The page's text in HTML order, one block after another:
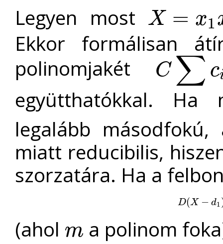
Legyen most
X = x1
X=x x2r2 xnrn
Ekkor formálisan
polinomjakét
C ∑ c
C∑c
együtthatókkal.
legalább
miatt reducibilis,
szorzatára. Ha a
D(X − d1
D(X−d1 )(X
(ahol m
m a polinom